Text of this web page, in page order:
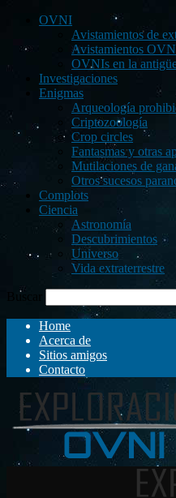
OVNI
Avistamientos de
Avistamientos
OVNIs en la
Investigaciones
Enigmas
Arqueología
Criptozoología
Crop circles
Fantasmas y otras
Mutilaciones de
Otros sucesos
Complots
Ciencia
Astronomía
Descubrimientos
Universo
Vida extraterrestre
Buscar
Home
Acerca de
Sitios amigos
Contacto